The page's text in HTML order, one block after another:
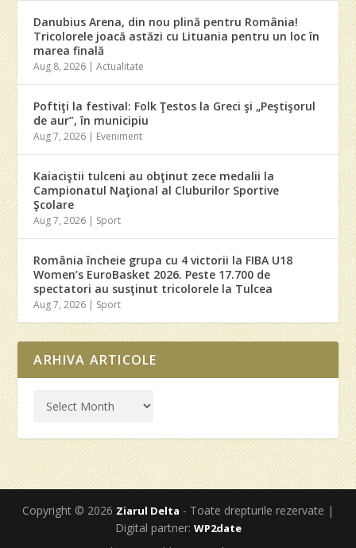
Danubius Arena, din nou plină pentru România!
Tricolorele joacă astăzi cu Lituania pentru un loc în
marea finală
Aug 8, 2026 |Actualitate
Poftiţi la festival: Folk Ţestos la Greci şi „Peştişorul
de aur”, în municipiu
Aug 7, 2026 | Eveniment
Kaiaciştii tulceni au obţinut zece medalii la
Campionatul Naţional al Cluburilor Sportive
Şcolare
Aug 7, 2026 | Sport
România încheie grupa cu 4 victorii la FIBA U18
Women’s EuroBasket 2026. Peste 17.700 de
spectatori au susţinut tricolorele la Tulcea
Aug 7, 2026 | Sport
ARHIVA ARTICOLE
Copyright © 2026 Ziarul Delta - Toate drepturile rezervate |
Digital partner: WP2date